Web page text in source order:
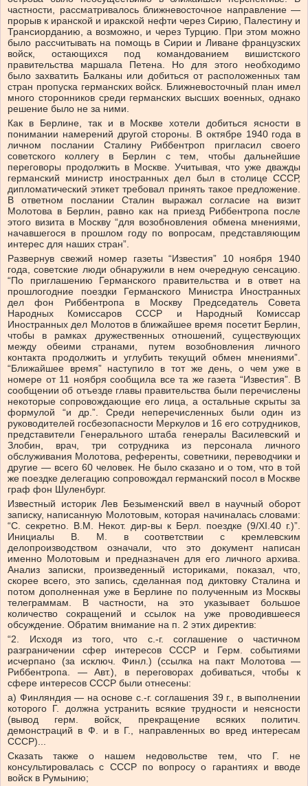
частности, рассматривалось ближневосточное направление —
прорыв к иранской и иракской нефти через Сирию, Палестину и
Трансиорданию, а возможно, и через Турцию. При этом можно
было рассчитывать на помощь в Сирии и Ливане французских
войск, остающихся под командованием вишистского
правительства маршала Петена. Но для этого необходимо
было захватить Балканы или добиться от расположенных там
стран пропуска германских войск. Ближневосточный план имел
много сторонников среди германских высших военных, однако
решение было не за ними.
Как в Берлине, так и в Москве хотели добиться ясности в
понимании намерений другой стороны. В октябре 1940 года в
личном послании Сталину Риббентроп пригласил своего
советского коллегу в Берлин с тем, чтобы дальнейшие
переговоры продолжить в Москве. Учитывая, что уже дважды
германский министр иностранных дел был в столице СССР,
дипломатический этикет требовал принять такое предложение.
В ответном послании Сталин выражал согласие на визит
Молотова в Берлин, равно как на приезд Риббентропа после
этого визита в Москву “для возобновления обмена мнениями,
начавшегося в прошлом году по вопросам, представляющим
интерес для наших стран”.
Развернув свежий номер газеты “Известия” 10 ноября 1940
года, советские люди обнаружили в нем очередную сенсацию.
“По приглашению Германского правительства и в ответ на
прошлогодние поездки Германского Министра Иностранных
дел фон Риббентропа в Москву Председатель Совета
Народных Комиссаров СССР и Народный Комиссар
Иностранных дел Молотов в ближайшее время посетит Берлин,
чтобы в рамках дружественных отношений, существующих
между обеими странами, путем возобновления личного
контакта продолжить и углубить текущий обмен мнениями”.
“Ближайшее время” наступило в тот же день, о чем уже в
номере от 11 ноября сообщила все та же газета “Известия”. В
сообщении об отъезде главы правительства были перечислены
некоторые сопровождающие его лица, а остальные скрыты за
формулой “и др.”. Среди неперечисленных были один из
руководителей госбезопасности Меркулов и 16 его сотрудников,
представители Генерального штаба генералы Василевский и
Злобин, врач, три сотрудника из персонала личного
обслуживания Молотова, референты, советники, переводчики и
другие — всего 60 человек. Не было сказано и о том, что в той
же поездке делегацию сопровождал германский посол в Москве
граф фон Шуленбург.
Известный историк Лев Безыменский ввел в научный оборот
записку, написанную Молотовым, которая начиналась словами:
“С. секретно. В.М. Некот. дир-вы к Берл. поездке (9/XI.40 г.)”.
Инициалы В. М. в соответствии с кремлевским
делопроизводством означали, что это документ написан
именно Молотовым и предназначен для его личного архива.
Анализ записки, произведенный историками, показал, что,
скорее всего, это запись, сделанная под диктовку Сталина и
потом дополненная уже в Берлине по полученным из Москвы
телеграммам. В частности, на это указывает большое
количество сокращений и ссылок на уже проводившееся
обсуждение. Обратим внимание на п. 2 этих директив:
“2. Исходя из того, что с.-г. соглашение о частичном
разграничении сфер интересов СССР и Герм. событиями
исчерпано (за исключ. Финл.) (ссылка на пакт Молотова —
Риббентропа. — Авт.), в переговорах добиваться, чтобы к
сфере интересов СССР были отнесены:
а) Финляндия — на основе с.-г. соглашения 39 г., в выполнении
которого Г. должна устранить всякие трудности и неясности
(вывод герм. войск, прекращение всяких политич.
демонстраций в Ф. и в Г., направленных во вред интересам
СССР)...
Сказать также о нашем недовольстве тем, что Г. не
консультировалась с СССР по вопросу о гарантиях и вводе
войск в Румынию;